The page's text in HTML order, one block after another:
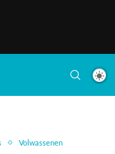
Volwassenen